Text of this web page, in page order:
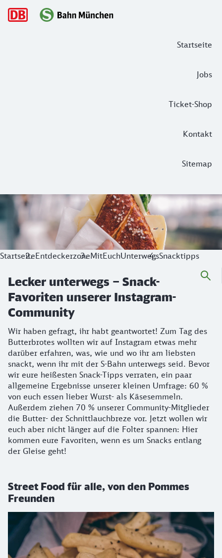
Startseite
Jobs
Ticket-Shop
Kontakt
Sitemap
Hauptnavigation
Lecker unterwegs – Snack-Favoriten
Wir haben gefragt, ihr habt geantwortet! Zum Tag des
StartseiteEntdeckerzoneMitEuchUnterwegsSnacktipps
Lecker unterwegs – Snack-
Favoriten unserer Instagram-
Community
Wir haben gefragt, ihr habt geantwortet! Zum Tag des
Butterbrotes wollten wir auf Instagram etwas mehr
darüber erfahren, was, wie und wo ihr am liebsten
snackt, wenn ihr mit der S-Bahn unterwegs seid. Bevor
wir eure heißesten Snack-Tipps verraten, ein paar
allgemeine Ergebnisse unserer kleinen Umfrage: 60 %
von euch essen lieber Wurst- als Käsesemmeln.
Außerdem ziehen 70 % unserer Community-Mitglieder
die Butter- der Schnittlauchbreze vor. Jetzt wollen wir
euch aber nicht länger auf die Folter spannen: Hier
kommen eure Favoriten, wenn es um Snacks entlang
der Gleise geht!
Street Food für alle, von den Pommes
Freunden